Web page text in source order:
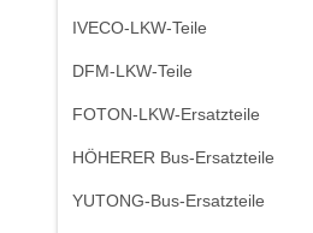
IVECO-LKW-Teile
DFM-LKW-Teile
FOTON-LKW-Ersatzteile
HÖHERER Bus-Ersatzteile
YUTONG-Bus-Ersatzteile